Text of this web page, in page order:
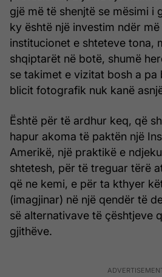
gjë më të shenjtë se mësimi i
ky është një investim ndër
institucionet e shteteve tona,
shqiptarët në botë, shumë
se takimet e vizitat bosh a
blicit fotografik nuk kanë
Është për të ardhur keq, që
hapur akoma të paktën një
Amerikë, një praktikë e
shtetesh, për të treguar tërë
që ne kemi, e për ta kthyer
(imagjinar) në një qendër të
së alternativave të çështjeve
gjithëve.